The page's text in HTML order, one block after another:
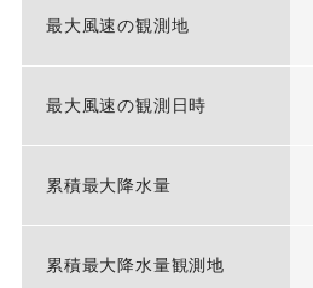
最大風速の観測地
最大風速の観測日時
累積最大降水量
累積最大降水量観測地